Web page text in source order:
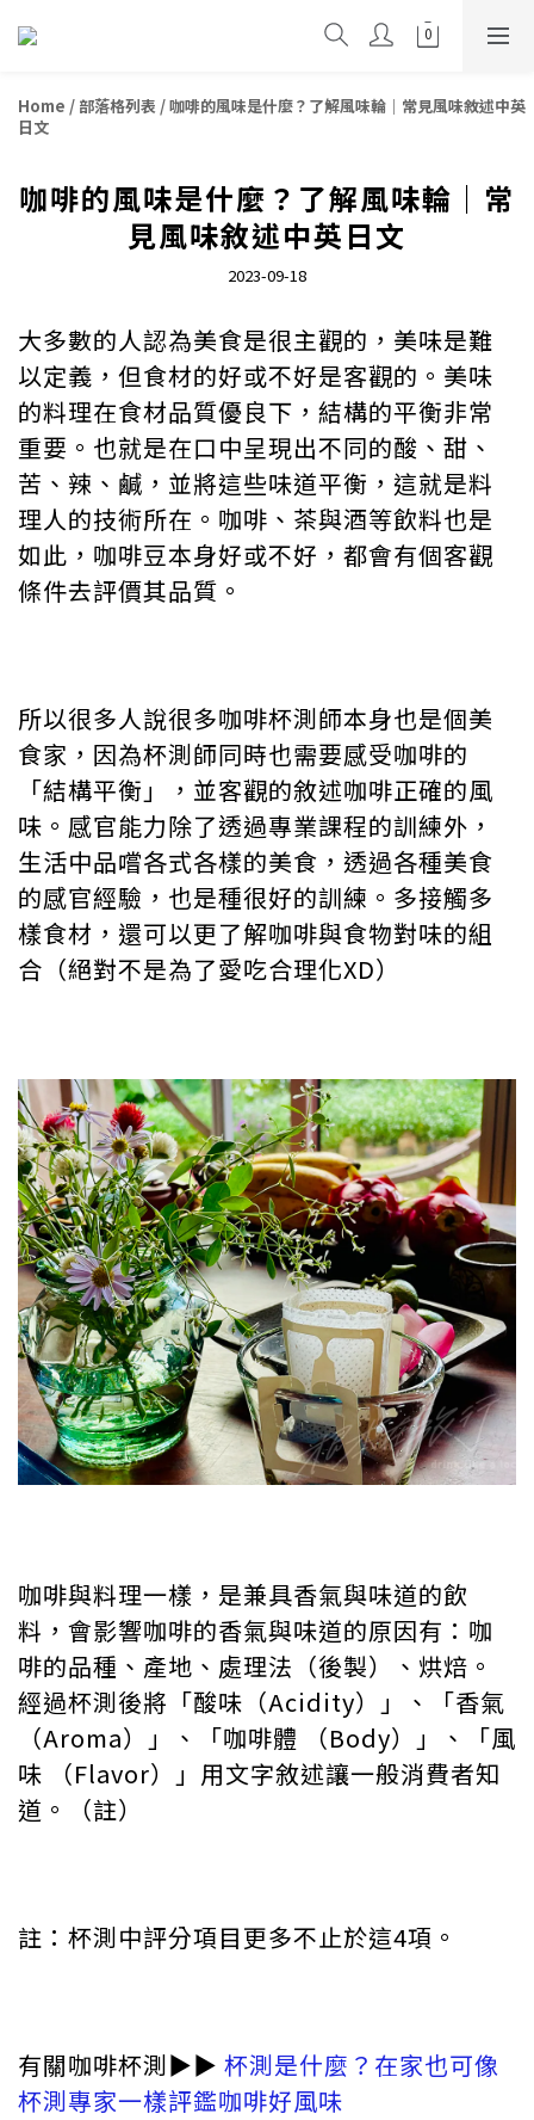
Home / 部落格列表 /咖啡的風味是什麼？了解風味輪｜常見風味敘述中英
日文
咖啡的風味是什麼？了解風味輪｜常
見風味敘述中英日文
2023-09-18
大多數的人認為美食是很主觀的，美味是難
以定義，但食材的好或不好是客觀的。美味
的料理在食材品質優良下，結構的平衡非常
重要。也就是在口中呈現出不同的酸、甜、
苦、辣、鹹，並將這些味道平衡，這就是料
理人的技術所在。咖啡、茶與酒等飲料也是
如此，咖啡豆本身好或不好，都會有個客觀
條件去評價其品質。
所以很多人說很多咖啡杯測師本身也是個美
食家，因為杯測師同時也需要感受咖啡的
「結構平衡」，並客觀的敘述咖啡正確的風
味。感官能力除了透過專業課程的訓練外，
生活中品嚐各式各樣的美食，透過各種美食
的感官經驗，也是種很好的訓練。多接觸多
樣食材，還可以更了解咖啡與食物對味的組
合（絕對不是為了愛吃合理化XD）
咖啡與料理一樣，是兼具香氣與味道的飲
料，會影響咖啡的香氣與味道的原因有：咖
啡的品種、產地、處理法（後製）、烘焙。
經過杯測後將「酸味（Acidity）」、「香氣
（Aroma）」、「咖啡體 （Body）」、「風
味 （Flavor）」用文字敘述讓一般消費者知
道。（註）
註：杯測中評分項目更多不止於這4項。
有關咖啡杯測▶︎▶︎ 杯測是什麼？在家也可像
杯測專家一樣評鑑咖啡好風味